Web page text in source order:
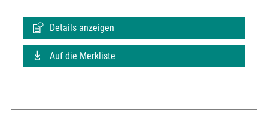
Details anzeigen
Auf die Merkliste